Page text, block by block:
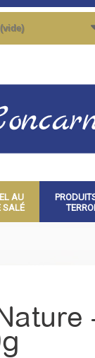
(vide)
AU
SALÉ